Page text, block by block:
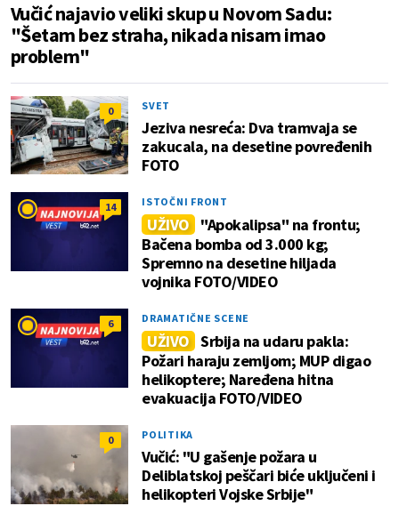
Vučić najavio veliki skup u Novom Sadu:
"Šetam bez straha, nikada nisam imao
problem"
0 SVET
Jeziva nesreća: Dva tramvaja se
zakucala, na desetine povređenih
FOTO
14 ISTOČNI FRONT
UŽIVO "Apokalipsa" na frontu;
Bačena bomba od 3.000 kg;
Spremno na desetine hiljada
vojnika FOTO/VIDEO
6 DRAMATIČNE SCENE
UŽIVO Srbija na udaru pakla:
Požari haraju zemljom; MUP digao
helikoptere; Naređena hitna
evakuacija FOTO/VIDEO
0 POLITIKA
Vučić: "U gašenje požara u
Deliblatskoj peščari biće uključeni i
helikopteri Vojske Srbije"